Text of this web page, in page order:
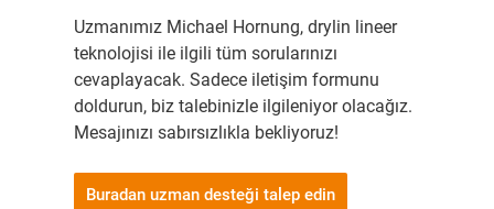
Uzmanımız Michael Hornung, drylin lineer
teknolojisi ile ilgili tüm sorularınızı
cevaplayacak. Sadece iletişim formunu
doldurun, biz talebinizle ilgileniyor olacağız.
Mesajınızı sabırsızlıkla bekliyoruz!
Buradan uzman desteği talep edin